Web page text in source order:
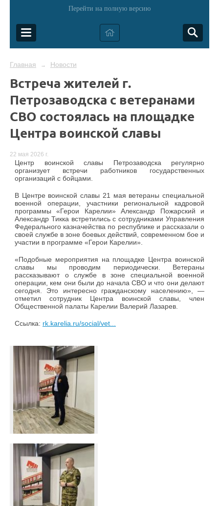
Перейти на полную версию
Главная → Новости
Встреча жителей г.
Петрозаводска с ветеранами
СВО состоялась на площадке
Центра воинской славы
22 мая 2026 г.
Центр воинской славы Петрозаводска регулярно
организует встречи работников государственных
организаций с бойцами.
В Центре воинской славы 21 мая ветераны специальной
военной операции, участники региональной кадровой
программы «Герои Карелии» Александр Пожарский и
Александр Тикка встретились с сотрудниками Управления
Федерального казначейства по республике и рассказали о
своей службе в зоне боевых действий, современном бое и
участии в программе «Герои Карелии».
«Подобные мероприятия на площадке Центра воинской
славы мы проводим периодически. Ветераны
рассказывают о службе в зоне специальной военной
операции, кем они были до начала СВО и что они делают
сегодня. Это интересно гражданскому населению», —
отметил сотрудник Центра воинской славы, член
Общественной палаты Карелии Валерий Лазарев.
Ссылка: rk.karelia.ru/social/vet...